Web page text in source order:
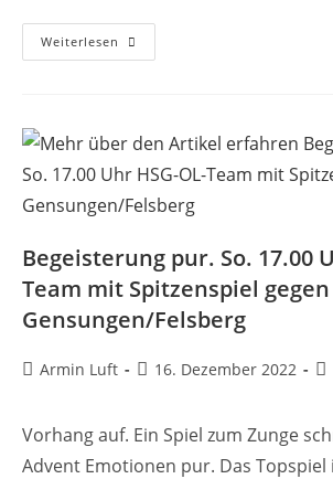
Weiterlesen Heiß
Umkämpftes
Holt
Sechs
Tore
Rückstand
Auf.
Begeisterung pur. So. 17.00
Team mit Spitzenspiel gegen
Gensungen/Felsberg
Beitrags-
Armin Luft
Beitrag
16. Dezember 2022
Vorhang auf. Ein Spiel zum Zunge
Advent Emotionen pur. Das Topspiel